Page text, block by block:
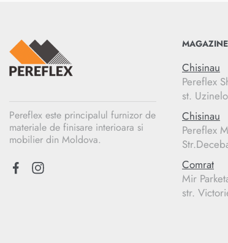
Pereflex este principalul furnizor de
materiale de finisare interioara si
mobilier din Moldova.
Chisinau
Pereflex
st.
Chisinau
Pereflex
Comrat
Mir
str.